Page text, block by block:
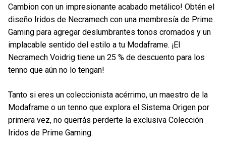
Cambion con un impresionante acabado metálico! Obtén el
diseño Iridos de Necramech con una membresía de Prime
Gaming para agregar deslumbrantes tonos cromados y un
implacable sentido del estilo a tu Modaframe. ¡El
Necramech Voidrig tiene un 25 % de descuento para los
tenno que aún no lo tengan!
Tanto si eres un coleccionista acérrimo, un maestro de la
Modaframe o un tenno que explora el Sistema Origen por
primera vez, no querrás perderte la exclusiva Colección
Iridos de Prime Gaming.